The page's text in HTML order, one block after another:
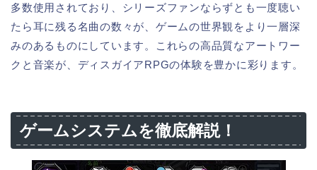
多数使用されており、シリーズファンならずとも一度聴い
たら耳に残る名曲の数々が、ゲームの世界観をより一層深
みのあるものにしています。これらの高品質なアートワー
クと音楽が、ディスガイアRPGの体験を豊かに彩ります。
ゲームシステムを徹底解説！